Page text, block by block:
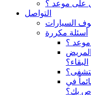
على موعد ؟
التواصل
السيارات
أسئلة مكررة
؟
البقاء؟
في
بك؟